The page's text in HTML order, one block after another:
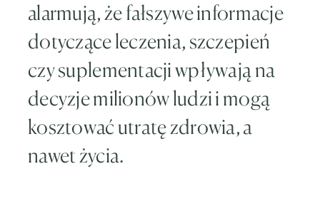
alarmują, że fałszywe informacje
dotyczące leczenia, szczepień
czy suplementacji wpływają na
decyzje milionów ludzi i mogą
kosztować utratę zdrowia, a
nawet życia.